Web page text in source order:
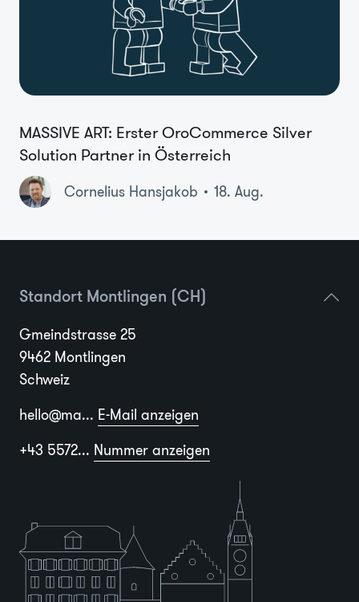
MASSIVE ART: Erster OroCommerce Silver
Solution Partner in Österreich
Cornelius Hansjakob 18. Aug.
Standort Montlingen (CH)
Gmeindstrasse 25
9462 Montlingen
Schweiz
hello@ma... E-Mail anzeigen
+43 5572... Nummer anzeigen